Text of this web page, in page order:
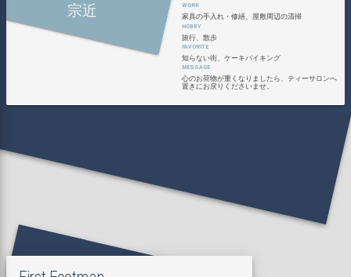
宗近 家具の手入れ・修繕、屋敷周辺の清掃
旅行、散歩
知らない街、ケーキバイキング
心のお荷物が重くなりましたら、ティーサロンへ
置きにお戻りくださいませ。